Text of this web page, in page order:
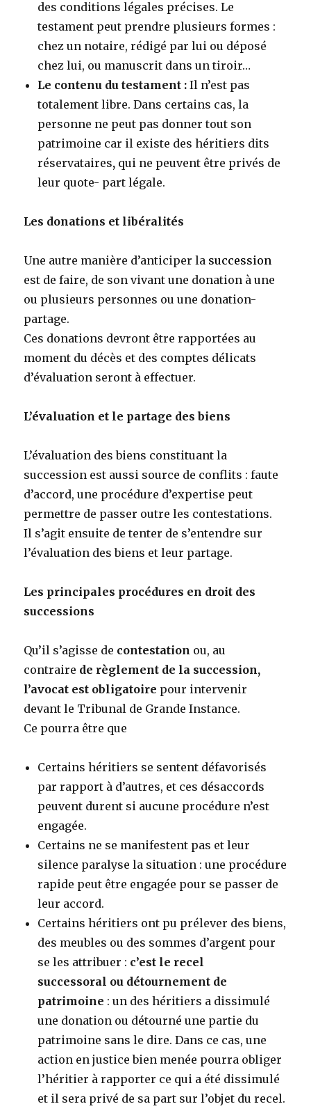
des conditions légales précises. Le
testament peut prendre plusieurs formes :
chez un notaire, rédigé par lui ou déposé
chez lui, ou manuscrit dans un tiroir…
Le contenu du testament :Il n’est pas
totalement libre. Dans certains cas, la
personne ne peut pas donner tout son
patrimoine car il existe des héritiers dits
réservataires, qui ne peuvent être privés de
leur quote- part légale.
Les donations et libéralités
Une autre manière d’anticiper la succession
est de faire, de son vivant une donation à une
ou plusieurs personnes ou une donation-
partage.
Ces donations devront être rapportées au
moment du décès et des comptes délicats
d’évaluation seront à effectuer.
L’évaluation et le partage des biens
L’évaluation des biens constituant la
succession est aussi source de conflits : faute
d’accord, une procédure d’expertise peut
permettre de passer outre les contestations.
Il s’agit ensuite de tenter de s’entendre sur
l’évaluation des biens et leur partage.
Les principales procédures en droit des
successions
Qu’il s’agisse de contestation ou, au
contraire de règlement de la succession,
l’avocat est obligatoire pour intervenir
devant le Tribunal de Grande Instance.
Ce pourra être que
Certains héritiers se sentent défavorisés
par rapport à d’autres, et ces désaccords
peuvent durent si aucune procédure n’est
engagée.
Certains ne se manifestent pas et leur
silence paralyse la situation : une procédure
rapide peut être engagée pour se passer de
leur accord.
Certains héritiers ont pu prélever des biens,
des meubles ou des sommes d’argent pour
se les attribuer : c’est le recel
successoral ou détournement de
patrimoine : un des héritiers a dissimulé
une donation ou détourné une partie du
patrimoine sans le dire. Dans ce cas, une
action en justice bien menée pourra obliger
l’héritier à rapporter ce qui a été dissimulé
et il sera privé de sa part sur l’objet du recel.